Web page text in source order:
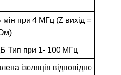
мін при 4 МГц (Z вихід =
Тип при 1- 100 МГц
ізоляція відповідно